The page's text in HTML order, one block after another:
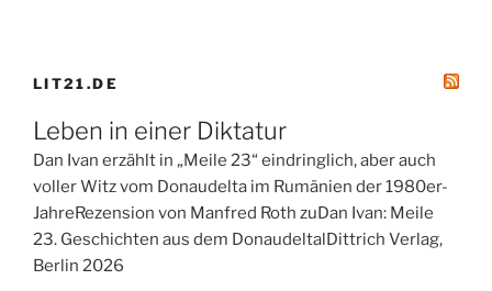
LIT21.DE
Leben in einer Diktatur
Dan Ivan erzählt in „Meile 23“ eindringlich, aber auch
voller Witz vom Donaudelta im Rumänien der 1980er-
JahreRezension von Manfred Roth zuDan Ivan: Meile
23. Geschichten aus dem DonaudeltalDittrich Verlag,
Berlin 2026